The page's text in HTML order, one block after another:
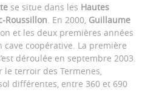
se situe dans les Hautes
Roussillon. En 2000, Guillaume
et les deux premières années
cave coopérative. La première
déroulée en septembre 2003.
le terroir des Termenes,
différentes, entre 360 et 690